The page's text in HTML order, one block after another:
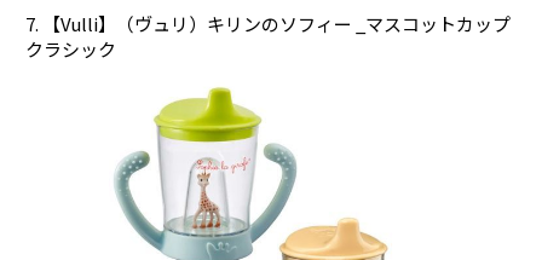
7. 【Vulli】（ヴュリ）キリンのソフィー _マスコットカップ
クラシック